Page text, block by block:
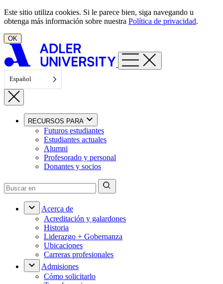
Ir al contenido
Este sitio utiliza cookies. Si le parece bien, siga navegando u
obtenga más información sobre nuestra Política de privacidad.
OK
Español
RECURSOS PARA
Futuros estudiantes
Estudiantes actuales
Alumni
Profesorado y personal
Donantes y socios
Acerca de
Acreditación y galardones
Historia
Liderazgo + Gobernanza
Ubicaciones
Carreras profesionales
Admisiones
Cómo solicitarlo